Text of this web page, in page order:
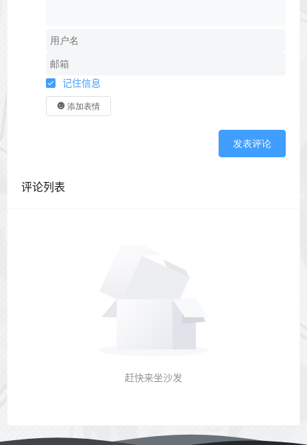
记住信息
添加表情
发表评论
评论列表
赶快来坐沙发